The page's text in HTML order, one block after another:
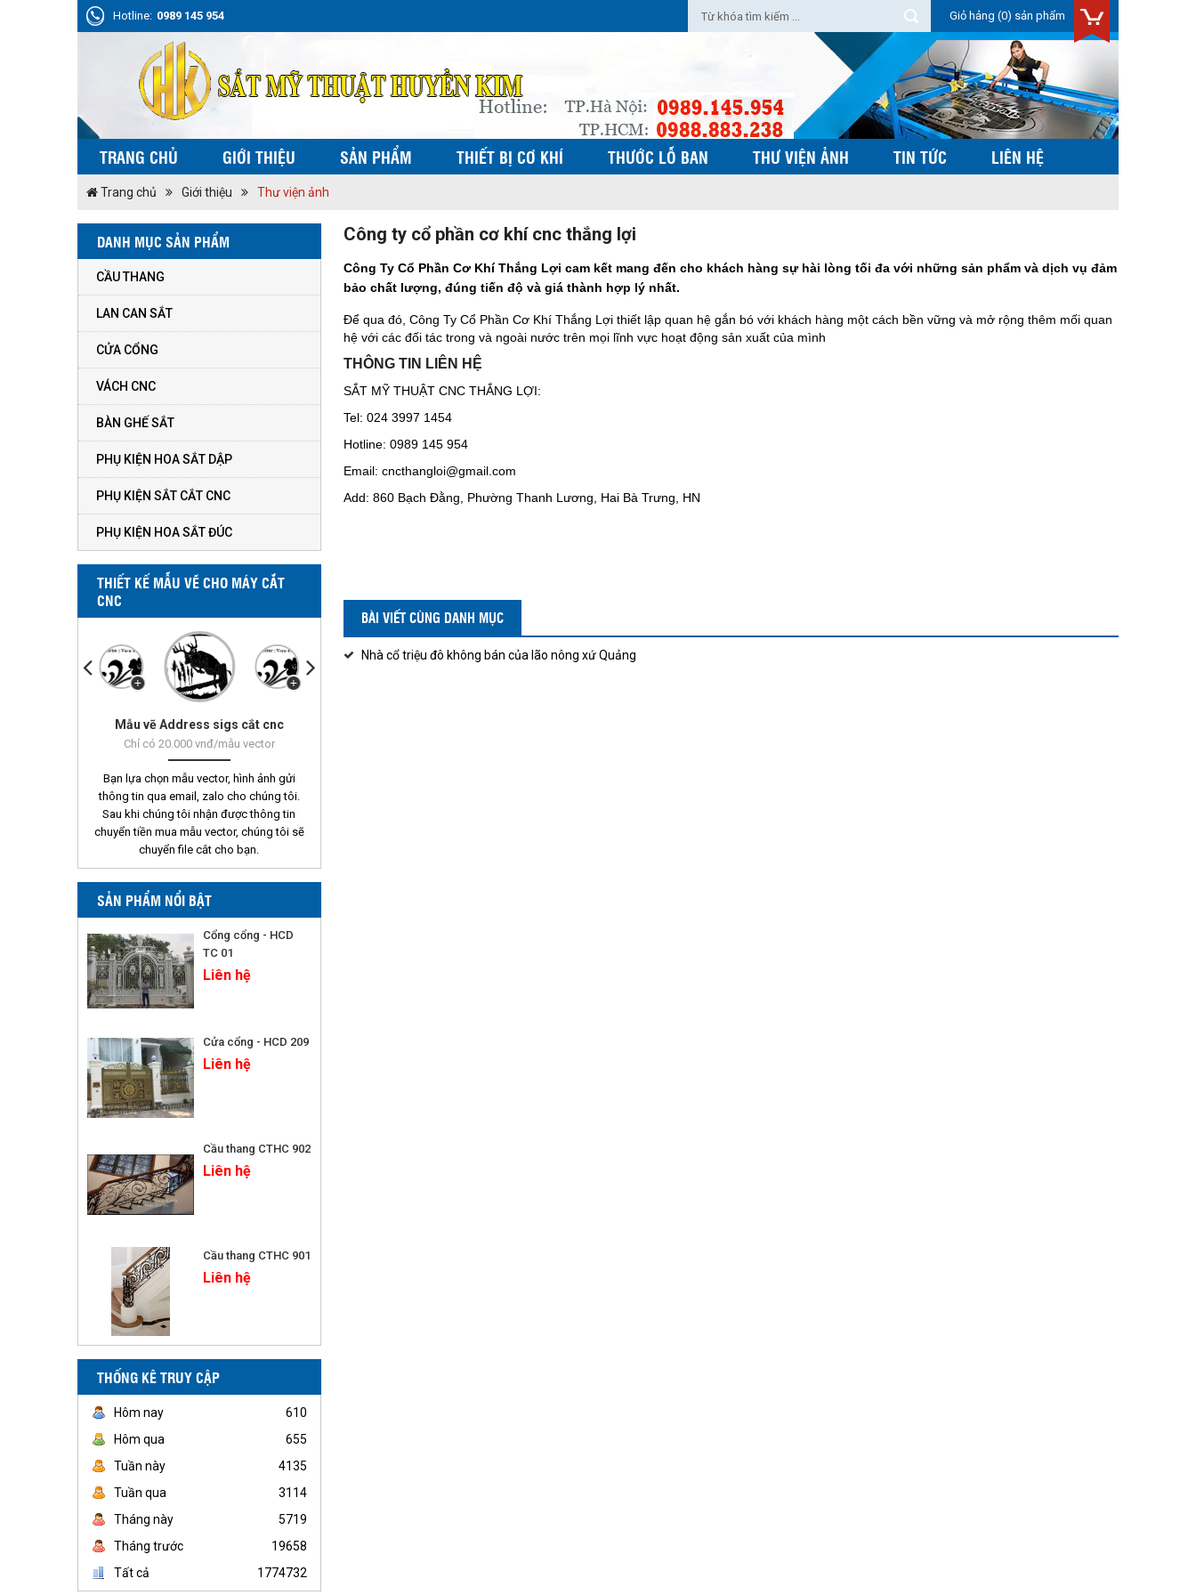
Hotline: 0989 145 954 Giỏ hảng (0) sản phẩm
TRANG CHỦ GIỚI THIỆU SẢN PHẨM THIẾT BỊ CƠ KHÍ THƯỚC LỖ BAN THƯ VIỆN ẢNH TIN TỨC LIÊN HỆ
Trang chủ Giới thiệu Thư viện ảnh
DANH MỤC SẢN PHẨM
CẦU THANG
LAN CAN SẮT
CỬA CỔNG
VÁCH CNC
BÀN GHẾ SẮT
PHỤ KIỆN HOA SẮT DẬP
PHỤ KIỆN SẮT CẮT CNC
PHỤ KIỆN HOA SẮT ĐÚC
THIẾT KẾ MẪU VẼ CHO MÁY CẮT
CNC
Mẫu vẽ Address sigs cắt cnc
Chỉ có 20.000 vnđ/mẫu vector
Bạn lựa chọn mẫu vector, hình ảnh gửi
thông tin qua email, zalo cho chúng tôi.
Sau khi chúng tôi nhận được thông tin
chuyển tiền mua mẫu vector, chúng tôi sẽ
chuyển file cắt cho bạn.
Mẫu vẽ Vorn 451 - 500
SẢN PHẨM NỔI BẬT
Cổng cổng - HCD
TC 01
Liên hệ
Cửa cổng - HCD 209
Liên hệ
Cầu thang CTHC 902
Liên hệ
Cầu thang CTHC 901
Liên hệ
THỐNG KÊ TRUY CẬP
Hôm nay
610
Hôm qua
655
Tuần này
4135
Tuần qua
3114
Tháng này
5719
Tháng trước
19658
Tất cả
1774732
Công ty cổ phần cơ khí cnc thắng lợi
Công Ty Cổ Phần Cơ Khí Thắng Lợi cam kết mang đến cho khách hàng sự hài lòng tối đa với những sản phẩm và dịch vụ đảm
bảo chất lượng, đúng tiến độ và giá thành hợp lý nhất.
Để qua đó, Công Ty Cổ Phần Cơ Khí Thắng Lợi thiết lập quan hệ gắn bó với khách hàng một cách bền vững và mở rộng thêm mối quan
hệ với các đối tác trong và ngoài nước trên mọi lĩnh vực hoạt động sản xuất của mình
THÔNG TIN LIÊN HỆ
SẮT MỸ THUẬT CNC THẮNG LỢI:
Tel: 024 3997 1454
Hotline: 0989 145 954
Email: cncthangloi@gmail.com
Add: 860 Bạch Đằng, Phường Thanh Lương, Hai Bà Trưng, HN
BÀI VIẾT CÙNG DANH MỤC
Nhà cổ triệu đô không bán của lão nông xứ Quảng